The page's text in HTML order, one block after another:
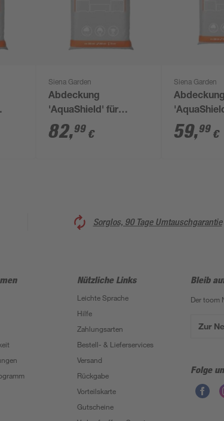
Siena Garden
Abdeckung
'AquaShield' für
Loungemöbelset 260
x 70 x 285 cm
82,99 €
Siena Garden
Abdeckung
Sitzgruppe
x 280 cm
59,99 €
Sorglos, 90 Tage Umtauschgarantie
Nützliche Links
Leichte Sprache
Hilfe
Zahlungsarten
Bestell- & Lieferservices
Versand
Rückgabe
Vorteilskarte
Gutscheine
Bleib
Der toom
Zur
Folge